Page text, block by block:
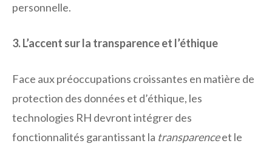
personnelle.
3. L’accent sur la transparence et l’éthique
Face aux préoccupations croissantes en matière de
protection des données et d’éthique, les
technologies RH devront intégrer des
fonctionnalités garantissant la transparenceet le